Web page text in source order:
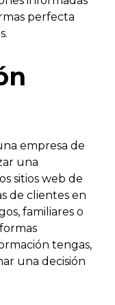
perfecta
empresa de
una
sitios web de
de clientes en
familiares o
tengas,
una decisión